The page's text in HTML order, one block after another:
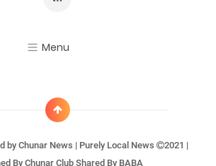
by Chunar News | Purely Local News
2021 |
By Chunar ClubShared By BABA